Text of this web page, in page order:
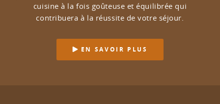
cuisine à la fois goûteuse et équilibrée qui
contribuera à la réussite de votre séjour.
EN SAVOIR PLUS